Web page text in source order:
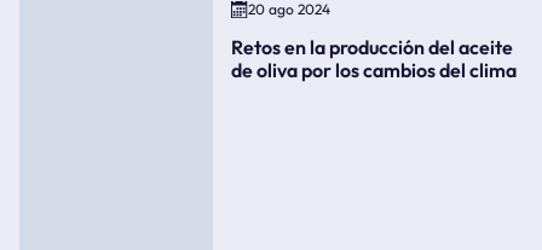
20 ago 2024
Retos en la producción del aceite
de oliva por los cambios del clima